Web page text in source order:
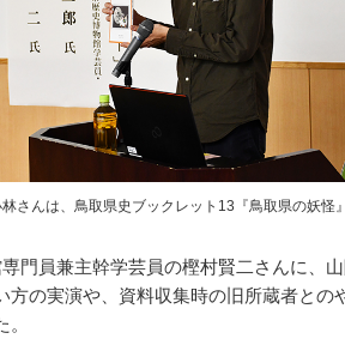
林さんは、鳥取県史ブックレット13『鳥取県の妖怪
門員兼主幹学芸員の樫村賢二さんに、
方の実演や、資料収集時の旧所蔵者との